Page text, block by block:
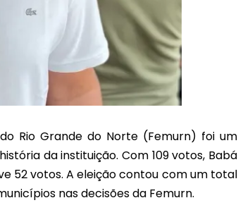
Rio Grande do Norte (Femurn) foi um
da instituição. Com 109 votos, Babá
52 votos. A eleição contou com um total
nas decisões da Femurn.